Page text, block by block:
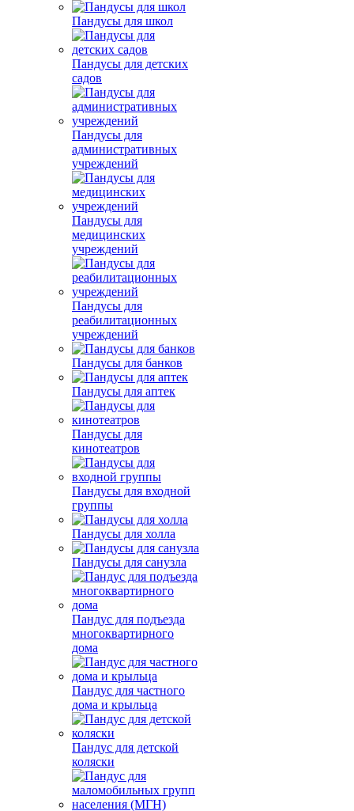
Пандусы для школ
Пандусы для детских
садов
Пандусы для
административных
учреждений
Пандусы для
медицинских
учреждений
Пандусы для
реабилитационных
учреждений
Пандусы для банков
Пандусы для аптек
Пандусы для
кинотеатров
Пандусы для входной
группы
Пандусы для холла
Пандусы для санузла
Пандус для подъезда
многоквартирного
дома
Пандус для частного
дома и крыльца
Пандус для детской
коляски